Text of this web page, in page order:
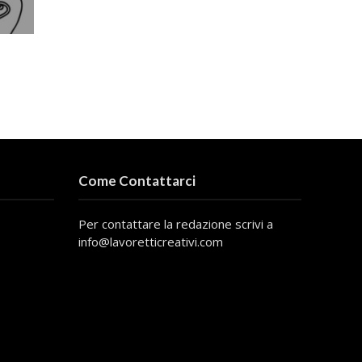
Come Contattarci
Per contattare la redazione scrivi a
info@lavoretticreativi.com